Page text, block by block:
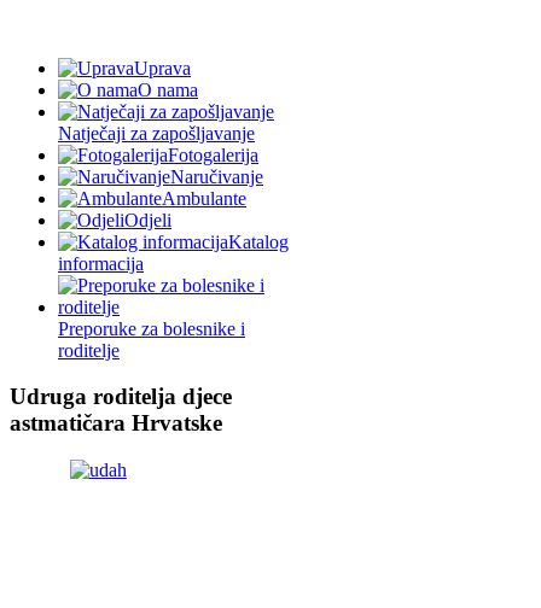
Uprava
O nama
Natječaji za zapošljavanje
Fotogalerija
Naručivanje
Ambulante
Odjeli
Katalog
informacija
Preporuke za bolesnike i
roditelje
Udruga roditelja djece
astmatičara Hrvatske